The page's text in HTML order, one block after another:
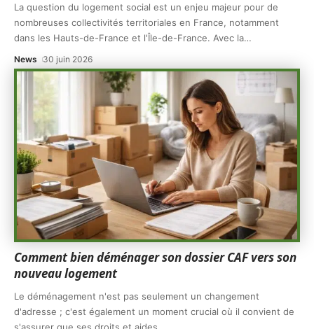
La question du logement social est un enjeu majeur pour de
nombreuses collectivités territoriales en France, notamment
dans les Hauts-de-France et l'Île-de-France. Avec la…
News 30 juin 2026
Comment bien déménager son dossier CAF vers son
nouveau logement
Le déménagement n'est pas seulement un changement
d'adresse ; c'est également un moment crucial où il convient de